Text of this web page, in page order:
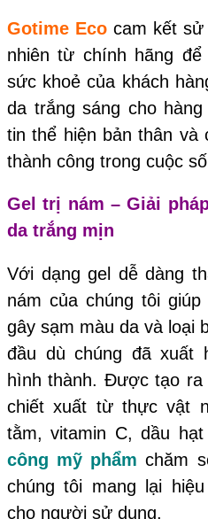
Gotime Eco cam kết sử
nhiên từ chính hãng
sức khoẻ của khách
da trắng sáng cho
tin thể hiện bản thân và
thành công trong cuộc
Gel trị nám – Giải
da trắng mịn
Với dạng gel dễ dàng
nám của chúng tôi
gây sạm màu da và loại
đầu dù chúng đã xuất
hình thành. Được tạo
chiết xuất từ thực vật
tằm, vitamin C, dầu
công mỹ phẩm chăm
chúng tôi mang lại
cho người sử dụng.